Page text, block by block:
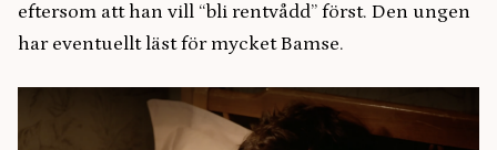
eftersom att han vill “bli rentvådd” först. Den ungen
har eventuellt läst för mycket Bamse.